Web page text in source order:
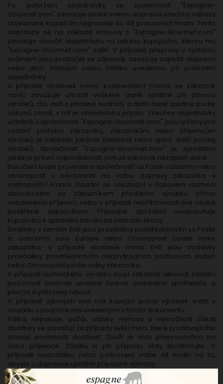
Po potvrzení objednávky se společnost "Espagne-
Gourmet.com" zavazuje dodat svému dopravci všechny odkazy
objednané kupujícím nejpozději do 48 pracovních hodin. Tento
dopravce se na základě smlouvy s "Espagne-Gourmet.com"
zavazuje doručit objednávku na adresu kupujícího, kterou mu
"Espagne-Gourmet.com" sdělí. V případě přepravy v systému
známém jako protiúčet se zákazník zavazuje zaplatit dopravci
nebo jeho zástupci celou částku uvedenou při potvrzení
objednávky.
V případě dodávek mimo kontinentální Francii se zákazník
navíc zavazuje uhradit veškeré daně splatné při dovozu
výrobků, clo, daň z přidané hodnoty a další daně splatné podle
zákonů země, v níž je objednávka přijata. Všechny objednávky
učiněné u společnosti "Espagne-Gourmet.com" jsou určeny pro
osobní potřebu zákazníků, zákazníkům nebo příjemcům
výrobků je zakázán jakýkoli částečný nebo úplný další prodej
výrobků. Společnost "Espagne-Gourmet.com" je zproštěna
jakékoli právní odpovědnosti, pokud zákazník nezaplatí daně.
Doručení bude provedeno společností La Poste colissimo nebo
chronopost v návaznosti na volbu dopravy zákazníka v
metropolitní Francii. Dodání se uskuteční v časovém rozmezí
dohodnutém se zákazníkem předáním výrobku přímo
uvedenému příjemci, nebo v případě nepřítomnosti jiné osobě
pověřené zákazníkem. Případné zpoždění neopravňuje
kupujícího k uplatnění nároku na náhradu škody.
Dodávky v zemích EHS jsou prováděny prostřednictvím La Poste
in colissimo suivi Europe nebo Chronopost podle volby
zákazníka. V případě dodávek mimo EHS jsou dodávky
prováděny prostřednictvím mezinárodních poštovních služeb
nebo Chronopost podle volby zákazníka.
V případě technického výrobku musí zákazník věnovat zvláštní
pozornost kontrole správné funkce dodaného spotřebiče a
přečíst si přiložený návod.
V případě zjevných vad má kupující právo výrobek vrátit v
souladu s podmínkami uvedenými v tomto dokumentu.
Válka, nepokoje, požár, stávky, nehody a nemožnost získat
dodávky se považují za případy vyšší moci, které prodávajícího
zbavují povinnosti dodávat. Zboží je vždy přepravováno na
riziko příjemce. Zásilku si při příjezdu vždy zkontrolujte. V
případě nedostatku nebo poškození máte 48 hodin na to,
abyste u dopravce uplatnili případné výhrady.
Z důvodu dostupnosti může být objednávka zákazníkovi
doručena v několika splátkách. V takovém případě zákazník